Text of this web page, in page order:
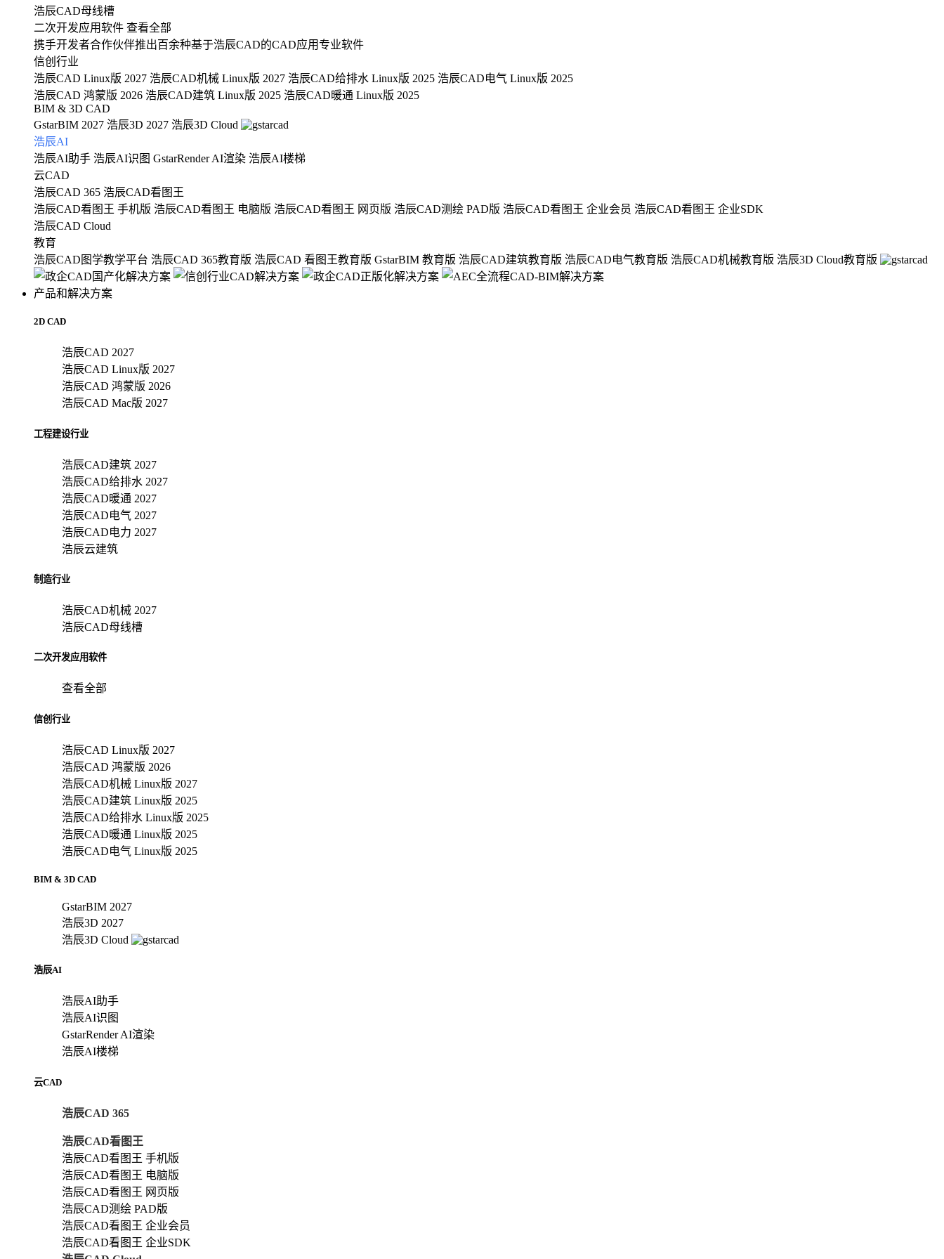
浩辰CAD母线槽
二次开发应用软件 查看全部
携手开发者合作伙伴推出百余种基于浩辰CAD的CAD应用专业软件
信创行业
浩辰CAD Linux版 2027 浩辰CAD机械 Linux版 2027 浩辰CAD给排水 Linux版 2025 浩辰CAD电气 Linux版 2025
浩辰CAD 鸿蒙版 2026 浩辰CAD建筑 Linux版 2025 浩辰CAD暖通 Linux版 2025
BIM & 3D CAD
GstarBIM 2027 浩辰3D 2027 浩辰3D Cloud
浩辰AI
浩辰AI助手 浩辰AI识图 GstarRender AI渲染 浩辰AI楼梯
云CAD
浩辰CAD 365 浩辰CAD看图王
浩辰CAD看图王 手机版 浩辰CAD看图王 电脑版 浩辰CAD看图王 网页版 浩辰CAD测绘 PAD版 浩辰CAD看图王 企业会员 浩辰CAD看图王 企业SDK
浩辰CAD Cloud
教育
浩辰CAD图学教学平台 浩辰CAD 365教育版 浩辰CAD 看图王教育版 GstarBIM 教育版 浩辰CAD建筑教育版 浩辰CAD电气教育版 浩辰CAD机械教育版 浩辰3D Cloud教育版
产品和解决方案
2D CAD
浩辰CAD 2027
浩辰CAD Linux版 2027
浩辰CAD 鸿蒙版 2026
浩辰CAD Mac版 2027
工程建设行业
浩辰CAD建筑 2027
浩辰CAD给排水 2027
浩辰CAD暖通 2027
浩辰CAD电气 2027
浩辰CAD电力 2027
浩辰云建筑
制造行业
浩辰CAD机械 2027
浩辰CAD母线槽
二次开发应用软件
查看全部
信创行业
浩辰CAD Linux版 2027
浩辰CAD 鸿蒙版 2026
浩辰CAD机械 Linux版 2027
浩辰CAD建筑 Linux版 2025
浩辰CAD给排水 Linux版 2025
浩辰CAD暖通 Linux版 2025
浩辰CAD电气 Linux版 2025
BIM & 3D CAD
GstarBIM 2027
浩辰3D 2027
浩辰3D Cloud
浩辰AI
浩辰AI助手
浩辰AI识图
GstarRender AI渲染
浩辰AI楼梯
云CAD
浩辰CAD 365
浩辰CAD看图王
浩辰CAD看图王 手机版
浩辰CAD看图王 电脑版
浩辰CAD看图王 网页版
浩辰CAD测绘 PAD版
浩辰CAD看图王 企业会员
浩辰CAD看图王 企业SDK